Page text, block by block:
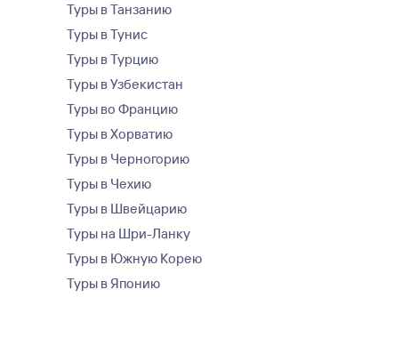
Туры в Танзанию
Туры в Тунис
Туры в Турцию
Туры в Узбекистан
Туры во Францию
Туры в Хорватию
Туры в Черногорию
Туры в Чехию
Туры в Швейцарию
Туры на Шри-Ланку
Туры в Южную Корею
Туры в Японию